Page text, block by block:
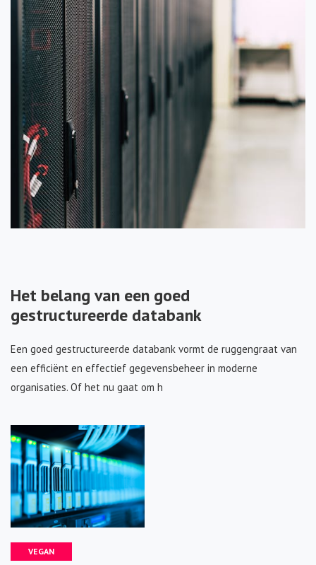
Het belang van een goed
gestructureerde databank
Een goed gestructureerde databank vormt de ruggengraat van
een efficiënt en effectief gegevensbeheer in moderne
organisaties. Of het nu gaat om h
VEGAN